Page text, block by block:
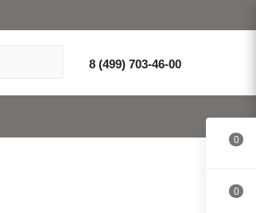
8 (499) 703-46-00
0
0